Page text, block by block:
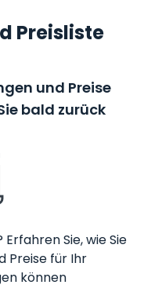
Preisliste
und Preise
bald zurück
Sie, wie Sie
Preise für Ihr
können